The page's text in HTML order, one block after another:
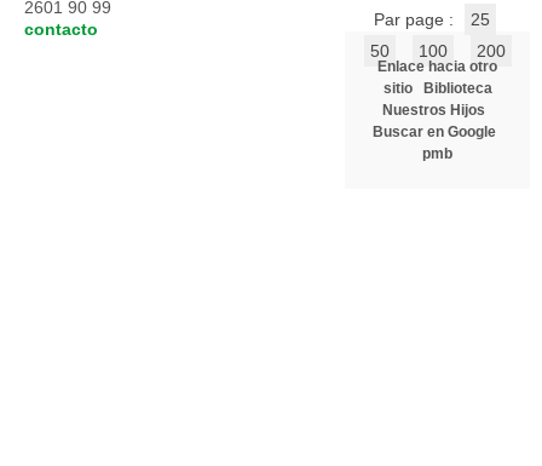
Par page :
25
50
100 200
Enlace hacia otro
sitio
Biblioteca
Nuestros Hijos
Buscar en Google
pmb
2601 90 99
contacto